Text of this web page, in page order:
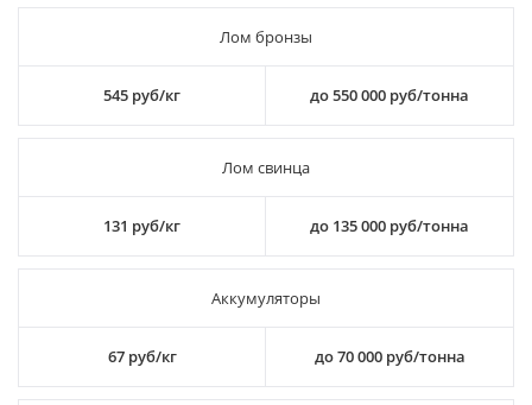
Лом бронзы
545 руб/кг до 550 000 руб/тонна
Лом свинца
131 руб/кг до 135 000 руб/тонна
Аккумуляторы
67 руб/кг до 70 000 руб/тонна